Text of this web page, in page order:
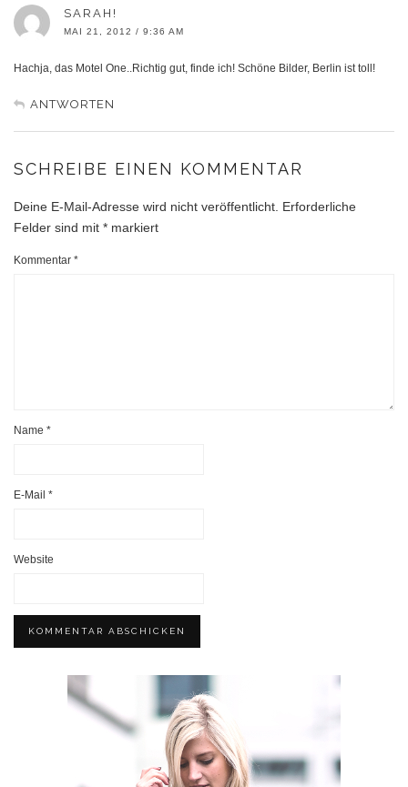
SARAH!
MAI 21, 2012 / 9:36 AM
Hachja, das Motel One..Richtig gut, finde ich! Schöne Bilder, Berlin ist toll!
ANTWORTEN
SCHREIBE EINEN KOMMENTAR
Deine E-Mail-Adresse wird nicht veröffentlicht. Erforderliche
Felder sind mit * markiert
Kommentar *
Name *
E-Mail *
Website